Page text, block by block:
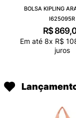
BOLSA KIPLING
I625095R
R$ 869,
Em até 8x R$
juros